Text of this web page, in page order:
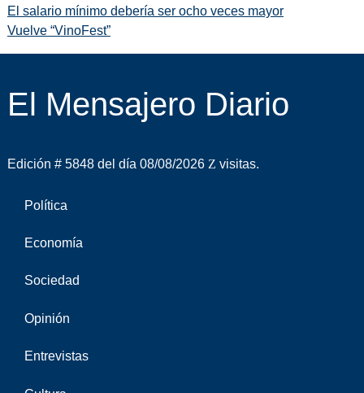
El salario mínimo debería ser ocho veces mayor
Vuelve “VinoFest”
El Mensajero Diario
Edición # 5848 del día 08/08/2026 visitas.
Política
Economía
Sociedad
Opinión
Entrevistas